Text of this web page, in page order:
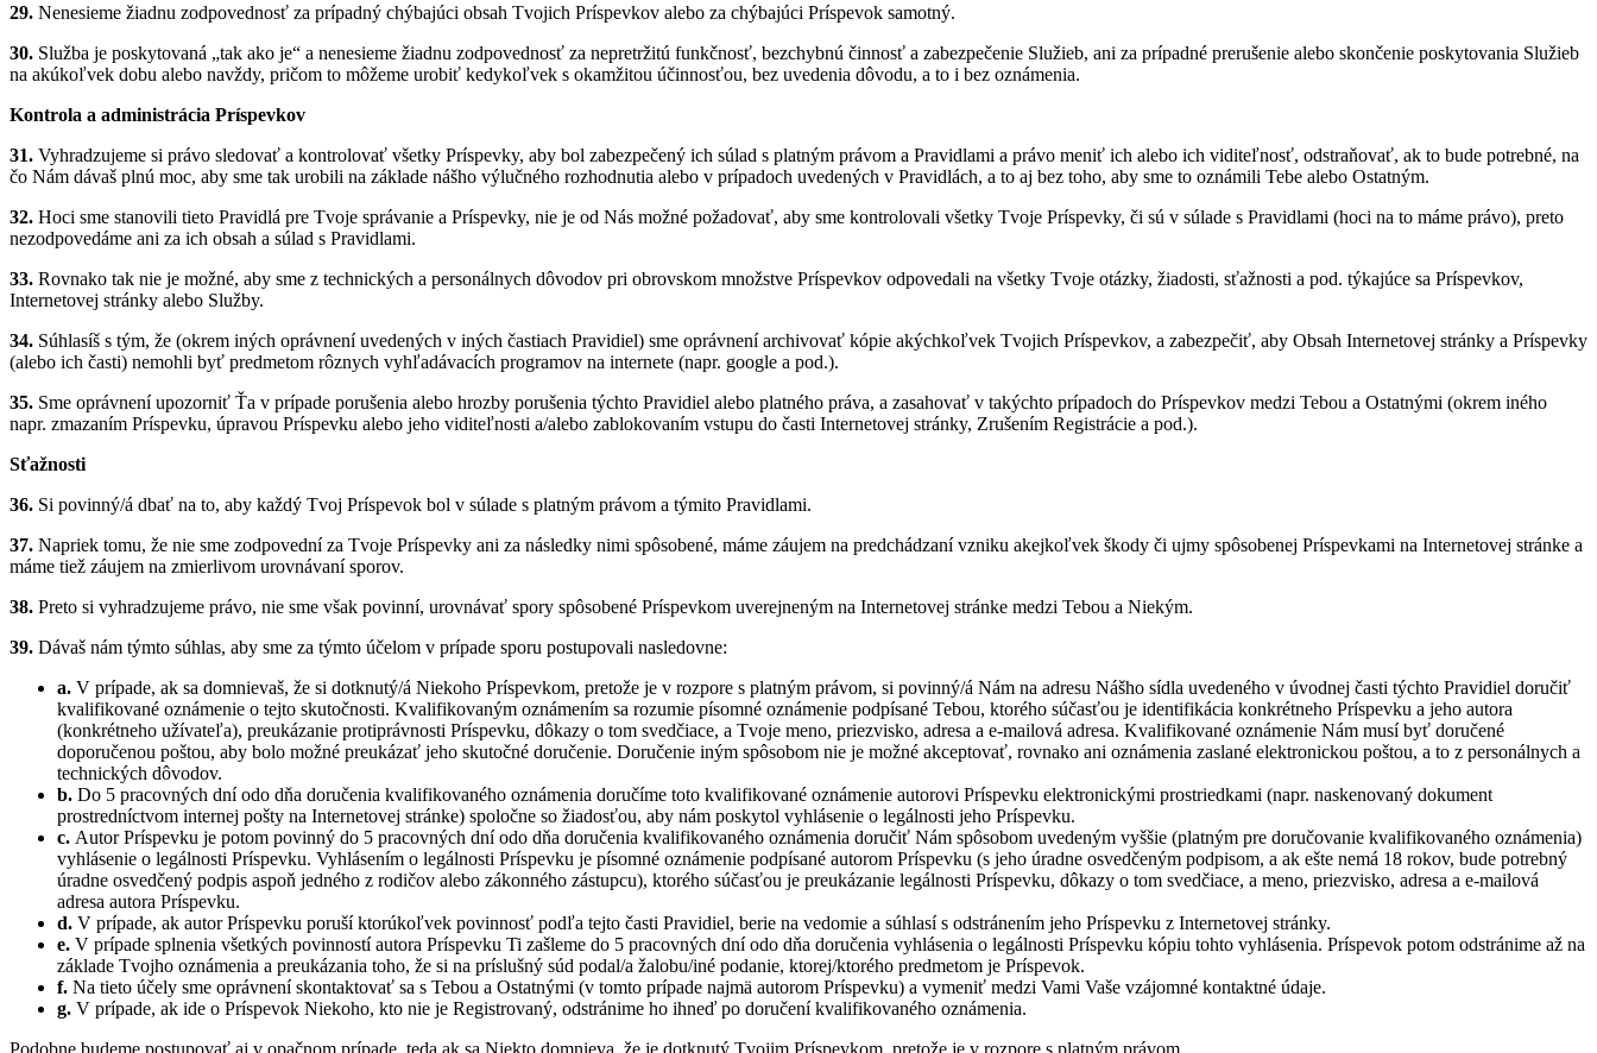
29. Nenesieme žiadnu zodpovednosť za prípadný chýbajúci obsah Tvojich Príspevkov alebo za chýbajúci Príspevok samotný.
30. Služba je poskytovaná „tak ako je“ a nenesieme žiadnu zodpovednosť za nepretržitú funkčnosť, bezchybnú činnosť a zabezpečenie Služieb, ani za prípadné prerušenie alebo skončenie poskytovania Služieb
na akúkoľvek dobu alebo navždy, pričom to môžeme urobiť kedykoľvek s okamžitou účinnosťou, bez uvedenia dôvodu, a to i bez oznámenia.
Kontrola a administrácia Príspevkov
31. Vyhradzujeme si právo sledovať a kontrolovať všetky Príspevky, aby bol zabezpečený ich súlad s platným právom a Pravidlami a právo meniť ich alebo ich viditeľnosť, odstraňovať, ak to bude potrebné, na
čo Nám dávaš plnú moc, aby sme tak urobili na základe nášho výlučného rozhodnutia alebo v prípadoch uvedených v Pravidlách, a to aj bez toho, aby sme to oznámili Tebe alebo Ostatným.
32. Hoci sme stanovili tieto Pravidlá pre Tvoje správanie a Príspevky, nie je od Nás možné požadovať, aby sme kontrolovali všetky Tvoje Príspevky, či sú v súlade s Pravidlami (hoci na to máme právo), preto
nezodpovedáme ani za ich obsah a súlad s Pravidlami.
33. Rovnako tak nie je možné, aby sme z technických a personálnych dôvodov pri obrovskom množstve Príspevkov odpovedali na všetky Tvoje otázky, žiadosti, sťažnosti a pod. týkajúce sa Príspevkov,
Internetovej stránky alebo Služby.
34. Súhlasíš s tým, že (okrem iných oprávnení uvedených v iných častiach Pravidiel) sme oprávnení archivovať kópie akýchkoľvek Tvojich Príspevkov, a zabezpečiť, aby Obsah Internetovej stránky a Príspevky
(alebo ich časti) nemohli byť predmetom rôznych vyhľadávacích programov na internete (napr. google a pod.).
35. Sme oprávnení upozorniť Ťa v prípade porušenia alebo hrozby porušenia týchto Pravidiel alebo platného práva, a zasahovať v takýchto prípadoch do Príspevkov medzi Tebou a Ostatnými (okrem iného
napr. zmazaním Príspevku, úpravou Príspevku alebo jeho viditeľnosti a/alebo zablokovaním vstupu do časti Internetovej stránky, Zrušením Registrácie a pod.).
Sťažnosti
36. Si povinný/á dbať na to, aby každý Tvoj Príspevok bol v súlade s platným právom a týmito Pravidlami.
37. Napriek tomu, že nie sme zodpovední za Tvoje Príspevky ani za následky nimi spôsobené, máme záujem na predchádzaní vzniku akejkoľvek škody či ujmy spôsobenej Príspevkami na Internetovej stránke a
máme tiež záujem na zmierlivom urovnávaní sporov.
38. Preto si vyhradzujeme právo, nie sme však povinní, urovnávať spory spôsobené Príspevkom uverejneným na Internetovej stránke medzi Tebou a Niekým.
39. Dávaš nám týmto súhlas, aby sme za týmto účelom v prípade sporu postupovali nasledovne:
a. V prípade, ak sa domnievaš, že si dotknutý/á Niekoho Príspevkom, pretože je v rozpore s platným právom, si povinný/á Nám na adresu Nášho sídla uvedeného v úvodnej časti týchto Pravidiel doručiť
kvalifikované oznámenie o tejto skutočnosti. Kvalifikovaným oznámením sa rozumie písomné oznámenie podpísané Tebou, ktorého súčasťou je identifikácia konkrétneho Príspevku a jeho autora
(konkrétneho užívateľa), preukázanie protiprávnosti Príspevku, dôkazy o tom svedčiace, a Tvoje meno, priezvisko, adresa a e-mailová adresa. Kvalifikované oznámenie Nám musí byť doručené
doporučenou poštou, aby bolo možné preukázať jeho skutočné doručenie. Doručenie iným spôsobom nie je možné akceptovať, rovnako ani oznámenia zaslané elektronickou poštou, a to z personálnych a
technických dôvodov.
b. Do 5 pracovných dní odo dňa doručenia kvalifikovaného oznámenia doručíme toto kvalifikované oznámenie autorovi Príspevku elektronickými prostriedkami (napr. naskenovaný dokument
prostredníctvom internej pošty na Internetovej stránke) spoločne so žiadosťou, aby nám poskytol vyhlásenie o legálnosti jeho Príspevku.
c. Autor Príspevku je potom povinný do 5 pracovných dní odo dňa doručenia kvalifikovaného oznámenia doručiť Nám spôsobom uvedeným vyššie (platným pre doručovanie kvalifikovaného oznámenia)
vyhlásenie o legálnosti Príspevku. Vyhlásením o legálnosti Príspevku je písomné oznámenie podpísané autorom Príspevku (s jeho úradne osvedčeným podpisom, a ak ešte nemá 18 rokov, bude potrebný
úradne osvedčený podpis aspoň jedného z rodičov alebo zákonného zástupcu), ktorého súčasťou je preukázanie legálnosti Príspevku, dôkazy o tom svedčiace, a meno, priezvisko, adresa a e-mailová
adresa autora Príspevku.
d. V prípade, ak autor Príspevku poruší ktorúkoľvek povinnosť podľa tejto časti Pravidiel, berie na vedomie a súhlasí s odstránením jeho Príspevku z Internetovej stránky.
e. V prípade splnenia všetkých povinností autora Príspevku Ti zašleme do 5 pracovných dní odo dňa doručenia vyhlásenia o legálnosti Príspevku kópiu tohto vyhlásenia. Príspevok potom odstránime až na
základe Tvojho oznámenia a preukázania toho, že si na príslušný súd podal/a žalobu/iné podanie, ktorej/ktorého predmetom je Príspevok.
f. Na tieto účely sme oprávnení skontaktovať sa s Tebou a Ostatnými (v tomto prípade najmä autorom Príspevku) a vymeniť medzi Vami Vaše vzájomné kontaktné údaje.
g. V prípade, ak ide o Príspevok Niekoho, kto nie je Registrovaný, odstránime ho ihneď po doručení kvalifikovaného oznámenia.
Podobne budeme postupovať aj v opačnom prípade, teda ak sa Niekto domnieva, že je dotknutý Tvojim Príspevkom, pretože je v rozpore s platným právom.